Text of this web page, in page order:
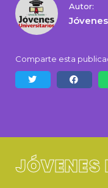
Autor:
Comparte esta
JÓVENES